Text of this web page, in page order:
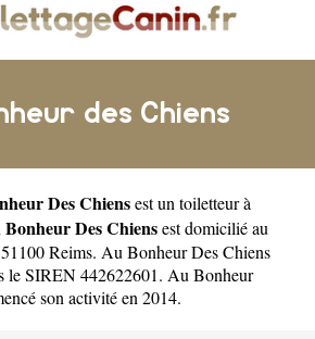
des Chiens
Des Chiensest un toiletteur à
Des Chiensest domicilié au
Reims. Au Bonheur Des Chiens
le SIREN 442622601. Au Bonheur
son activité en 2014.